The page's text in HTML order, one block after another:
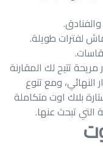
لفترات طويلة.
تتيح لك المقارنة
النهائي، ومع تنوع
بلاك اوت متكاملة
تبحث عنها.